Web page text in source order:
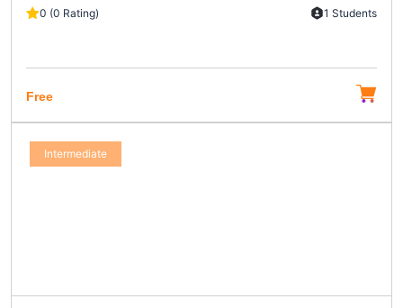
0 (0 Rating) 1 Students
Free
Intermediate